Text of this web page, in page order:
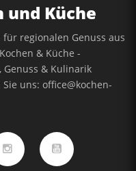
und Küche
für regionalen Genuss aus
& Küche -
Genuss & Kulinarik
Sie uns:office@kochen-